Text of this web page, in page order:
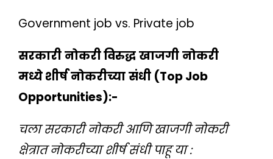
Government job vs. Private job
सरकारीनोकरीविरुद्धखाजगीनोकरी
मध्येशीर्षनोकरीच्यासंधी (Top Job
Opportunities):-
चला सरकारी नोकरी आणि खाजगी नोकरी
क्षेत्रात नोकरीच्या शीर्षसंधी पाहू या: